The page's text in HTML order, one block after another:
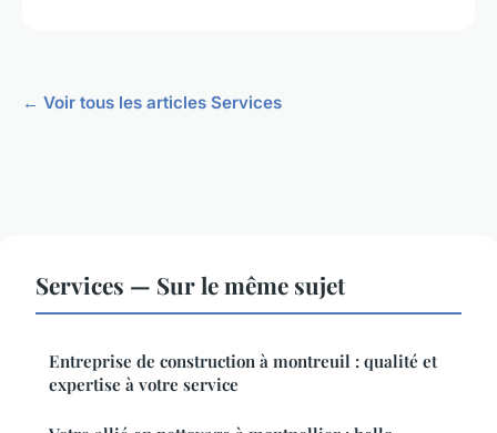
← Voir tous les articles Services
Services — Sur le même sujet
Entreprise de construction à montreuil : qualité et
expertise à votre service